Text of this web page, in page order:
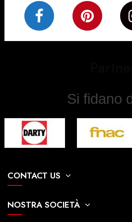
Si fidano
CONTACT US
NOSTRA SOCIETÀ